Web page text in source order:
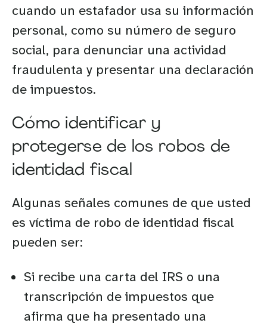
cuando un estafador usa su información
personal, como su número de seguro
social, para denunciar una actividad
fraudulenta y presentar una declaración
de impuestos.
Cómo identificar y
protegerse de los robos de
identidad fiscal
Algunas señales comunes de que usted
es víctima de robo de identidad fiscal
pueden ser:
Si recibe una carta del IRS o una
transcripción de impuestos que
afirma que ha presentado una